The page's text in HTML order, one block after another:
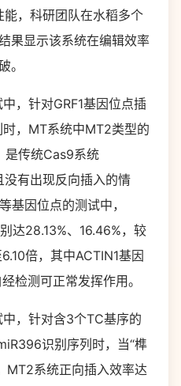
，科研团队在水稻多个
果显示该系统在编辑效率
。
针对GRF1基因位点插
，MT系统中MT2类型的
是传统Cas9系统
没有出现反向插入的情
基因位点的测试中，
达28.13%、16.46%，较
倍，其中ACTIN1基因
检测可正常发挥作用。
，针对含3个TC基序的
识别序列时，当“榫
MT2系统正向插入效率达